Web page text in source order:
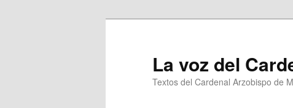
La voz del
Textos del Cardenal Arzobispo de